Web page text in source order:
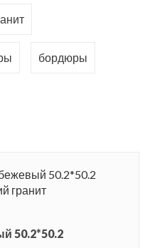
бордюры
50.2*50.2